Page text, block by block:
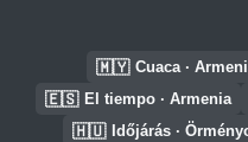
🇲🇾 Cuaca ·
🇪🇸 El tiempo · Armenia
🇭🇺 Időjárás ·